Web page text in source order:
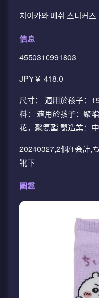
치이카와 메쉬 스니커
信息
4550310991803
JPY￥ 418.0
尺寸： 適用於孩子：
料： 適用於孩子：聚
花，聚氨酯 製造業：
20240327,2個/1会計,
靴下
圖鑑